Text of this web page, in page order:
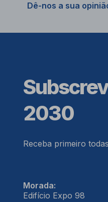
Dê-nos a sua
2030
Receba primeiro
Morada:
Edifício Expo 98